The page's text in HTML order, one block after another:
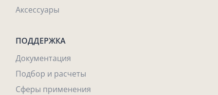
Аксессуары
ПОДДЕРЖКА
Документация
Подбор и расчеты
Сферы применения